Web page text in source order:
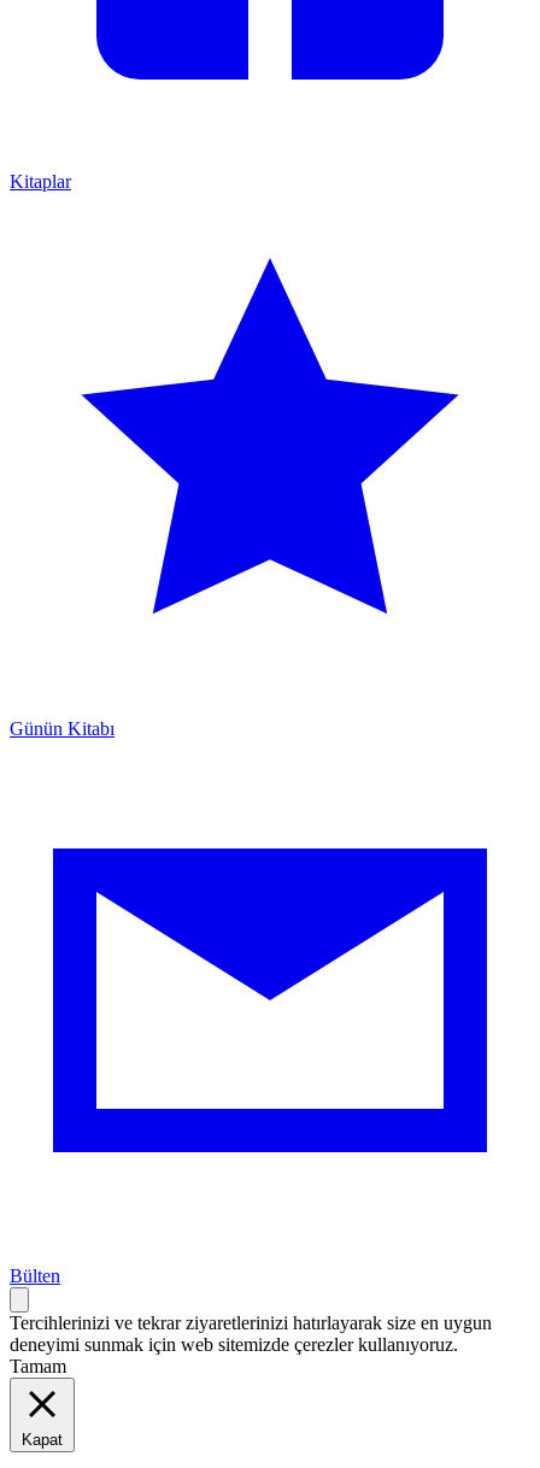
Kitaplar
Günün Kitabı
Bülten
Tercihlerinizi ve tekrar ziyaretlerinizi hatırlayarak size en uygun
deneyimi sunmak için web sitemizde çerezler kullanıyoruz.
Tamam
Kapat